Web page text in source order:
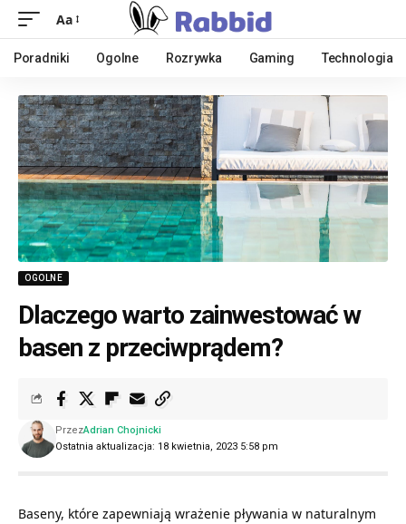
Aa
Poradniki Ogolne Rozrywka Gaming Technologia
OGOLNE
Dlaczego warto zainwestować w
basen z przeciwprądem?
Ostatnia aktualizacja: 18 kwietnia, 2023 5:58 pm
PrzezAdrian Chojnicki
Baseny, które zapewniają wrażenie pływania w naturalnym